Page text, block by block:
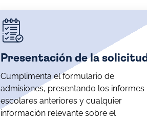
Presentación de la solicitud
Cumplimenta el formulario de
admisiones, presentando los informes
escolares anteriores y cualquier
información relevante sobre el